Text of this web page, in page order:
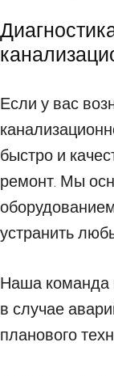
Если у вас
быстро и
ремонт. Мы
устранить
Наша команда
в случае
планового